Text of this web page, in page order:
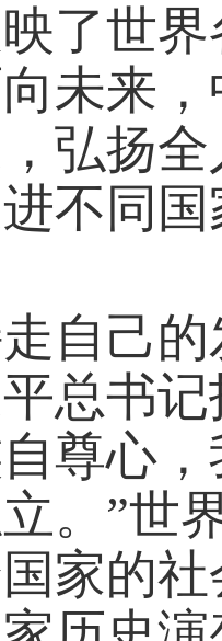
了世
未来
弘扬
不同
己的
总书
尊心
。”世
家的